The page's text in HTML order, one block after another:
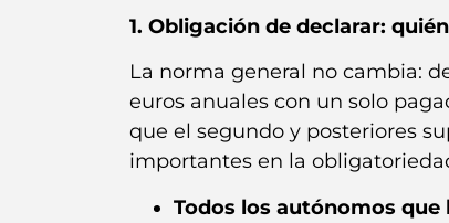
1. Obligación de declarar:
La norma general no cambia:
euros anuales con un solo
que el segundo y posteriores
importantes en la
Todos los autónomos que